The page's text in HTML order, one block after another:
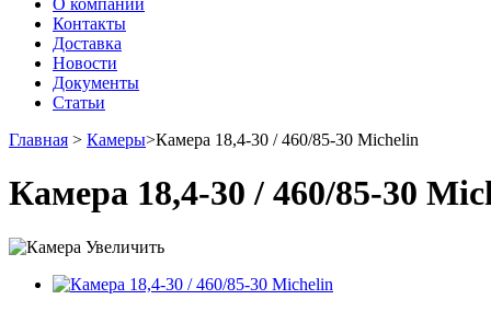
О компании
Контакты
Доставка
Новости
Документы
Статьи
Главная > Камеры>Камера 18,4-30 / 460/85-30 Michelin
Камера 18,4-30 / 460/85-30
Увеличить